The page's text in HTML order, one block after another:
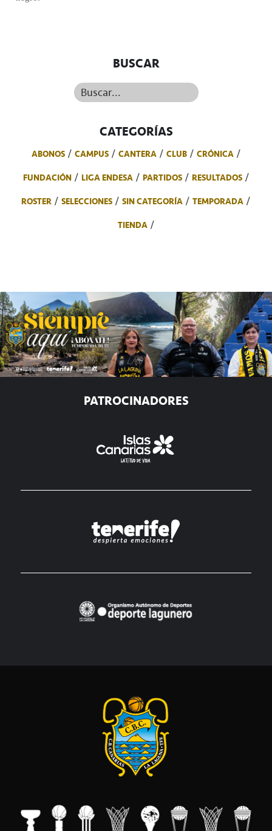
BUSCAR
Buscar...
CATEGORÍAS
ABONOS CAMPUS CANTERA CLUB
CRÓNICA
FUNDACIÓN
LIGA ENDESA PARTIDOS
RESULTADOS
ROSTER
SELECCIONES SIN CATEGORÍA
TEMPORADA
TIENDA
PATROCINADORES